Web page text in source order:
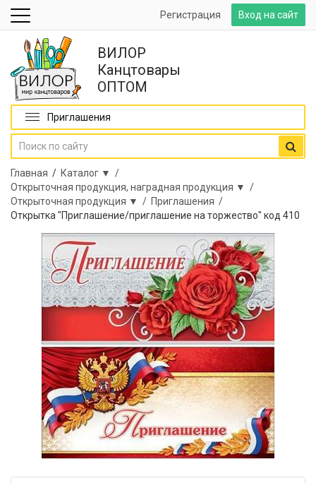
Вход на сайт
Регистрация
ВИЛОР
Канцтовары
ОПТОМ
Приглашения
Главная / Каталог ▼ /
Открыточная продукция, наградная продукция ▼ /
Открыточная продукция ▼ / Приглашения /
Открытка "Приглашение/приглашение на торжество" код 410